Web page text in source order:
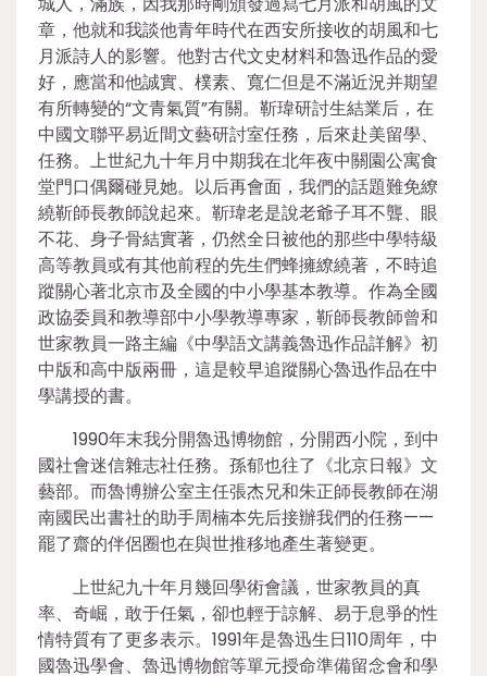
章，他就和我談他青年時代在西安所接收的胡風和七
月派詩人的影響。他對古代文史材料和魯迅作品的愛
好，應當和他誠實、樸素、寬仁但是不滿近況并期望
有所轉變的“文青氣質”有關。靳瑋研討生結業后，在
中國文聯平易近間文藝研討室任務，后來赴美留學、
任務。上世紀九十年月中期我在北年夜中關園公寓食
堂門口偶爾碰見她。以后再會面，我們的話題難免繚
繞靳師長教師說起來。靳瑋老是說老爺子耳不聾、眼
不花、身子骨結實著，仍然全日被他的那些中學特級
高等教員或有其他前程的先生們蜂擁繚繞著，不時追
蹤關心著北京市及全國的中小學基本教導。作為全國
政協委員和教導部中小學教導專家，靳師長教師曾和
世家教員一路主編《中學語文講義魯迅作品詳解》初
中版和高中版兩冊，這是較早追蹤關心魯迅作品在中
學講授的書。
1990年末我分開魯迅博物館，分開西小院，到中
國社會迷信雜志社任務。孫郁也往了《北京日報》文
藝部。而魯博辦公室主任張杰兄和朱正師長教師在湖
南國民出書社的助手周楠本先后接辦我們的任務——
罷了齋的伴侶圈也在與世推移地產生著變更。
上世紀九十年月幾回學術會議，世家教員的真
率、奇崛，敢于任氣，卻也輕于諒解、易于息爭的性
情特質有了更多表示。1991年是魯迅生日110周年，中
國魯迅學會、魯迅博物館等單元授命準備留念會和學